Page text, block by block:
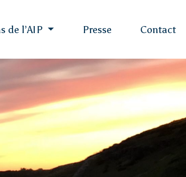
de l’AIP Presse Contact